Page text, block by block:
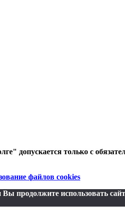
допускается только с
файлов cookies
продолжите использовать